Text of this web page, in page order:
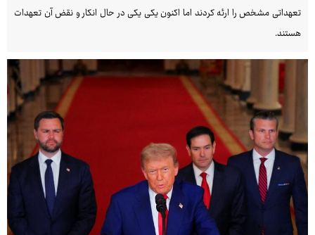
تعهداتی مشخص را ارئه کردند اما اکنون یکی یکی در حال انکار و نقض آن تعهدات
هستند.